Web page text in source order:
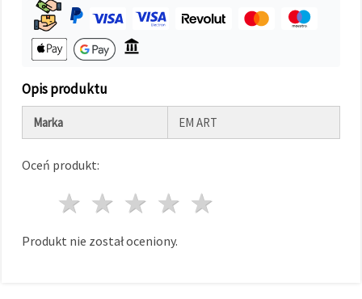
Ustawienia
Opis produktu
Marka EM ART
Oceń produkt:
4 gwiazdy
3 gwiazdy
2 gwiazdy
1 gwiazda
Produkt nie został oceniony.